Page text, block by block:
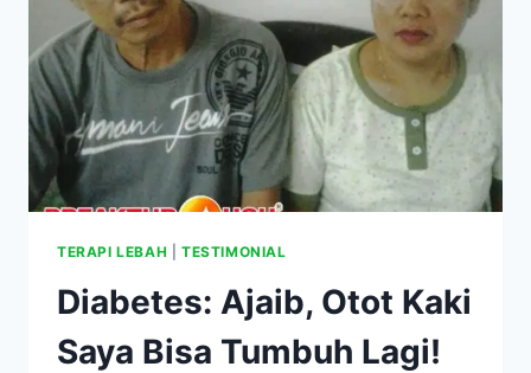
TERAPI LEBAH TESTIMONIAL
Diabetes: Ajaib, Otot Kaki
Saya Bisa Tumbuh Lagi!